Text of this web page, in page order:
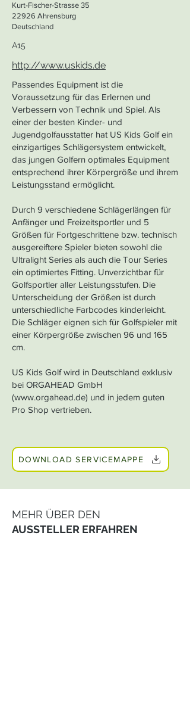
Kurt-Fischer-Strasse 35
22926 Ahrensburg
Deutschland
A15
http://www.uskids.de
Passendes Equipment ist die
Voraussetzung für das Erlernen und
Verbessern von Technik und Spiel. Als
einer der besten Kinder- und
Jugendgolfausstatter hat US Kids Golf ein
einzigartiges Schlägersystem entwickelt,
das jungen Golfern optimales Equipment
entsprechend ihrer Körpergröße und ihrem
Leistungsstand ermöglicht.
Durch 9 verschiedene Schlägerlängen für
Anfänger und Freizeitsportler und 5
Größen für Fortgeschrittene bzw. technisch
ausgereiftere Spieler bieten sowohl die
Ultralight Series als auch die Tour Series
ein optimiertes Fitting. Unverzichtbar für
Golfsportler aller Leistungsstufen. Die
Unterscheidung der Größen ist durch
unterschiedliche Farbcodes kinderleicht.
Die Schläger eignen sich für Golfspieler mit
einer Körpergröße zwischen 96 und 165
cm.
US Kids Golf wird in Deutschland exklusiv
bei ORGAHEAD GmbH
(www.orgahead.de) und in jedem guten
Pro Shop vertrieben.
DOWNLOAD SERVICEMAPPE
MEHR ÜBER DEN
AUSSTELLER ERFAHREN